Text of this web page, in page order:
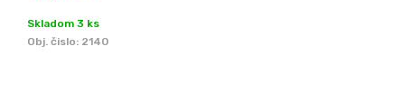
Skladom 3 ks
Obj. čislo: 2140